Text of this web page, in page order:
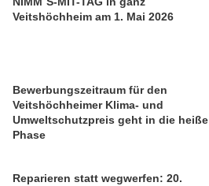
Veitshöchheim am 1. Mai 2026
Bewerbungszeitraum für den
Veitshöchheimer Klima- und
Umweltschutzpreis geht in die heiße
Phase
Reparieren statt wegwerfen: 20.